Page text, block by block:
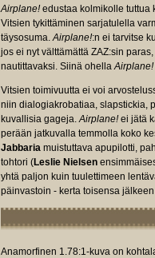
Airplane!edustaa kolmikolle tuttua
Vitsien tykittäminen sarjatulella
täysosuma.Airplane!:n ei tarvitse
jos ei nyt välttämättä ZAZ:sin
nautittavaksi. Siinä ohellaAirplane!
Vitsien toimivuutta ei voi
niin dialogiakrobatiaa, slapstickia,
kuvallisia gageja.Airplane!ei jätä
perään jatkuvalla temmolla koko
Jabbaria muistuttava apupilotti,
tohtori (Leslie Nielsen
yhtä paljon kuin tuulettimeen
päinvastoin - kerta toisensa
Anamorfinen 1.78:1-kuva on